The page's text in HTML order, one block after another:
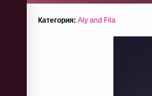
Категория: Aly and Fila